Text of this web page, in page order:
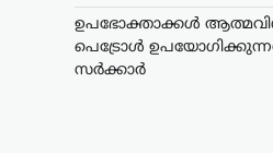
ഉപഭോക്താക്കൾ
പെട്രോൾ
സർക്കാർ